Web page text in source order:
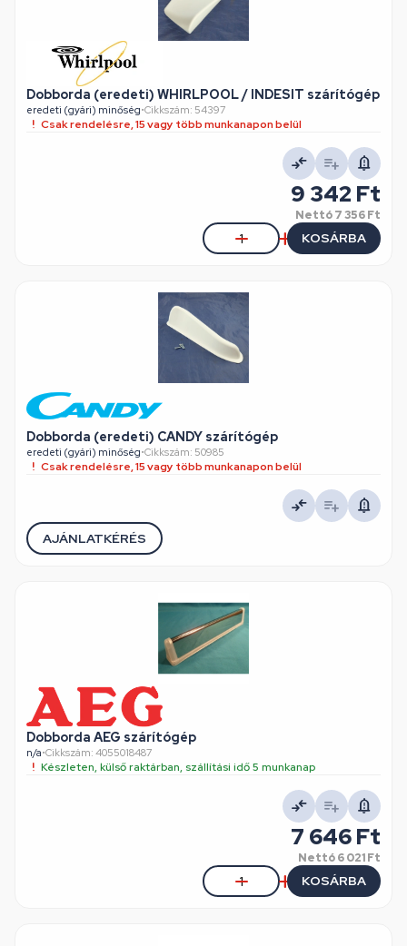
Dobborda (eredeti) WHIRLPOOL / INDESIT szárítógép
eredeti (gyári) minőség•Cikkszám: 54397
Csak rendelésre, 15 vagy több munkanapon belül
9 342 Ft
Nettó7 356 Ft
KOSÁRBA
Dobborda (eredeti) CANDY szárítógép
eredeti (gyári) minőség•Cikkszám: 50985
Csak rendelésre, 15 vagy több munkanapon belül
AJÁNLATKÉRÉS
Dobborda AEG szárítógép
n/a•Cikkszám: 4055018487
Készleten, külső raktárban, szállítási idő 5 munkanap
7 646 Ft
Nettó6 021 Ft
KOSÁRBA